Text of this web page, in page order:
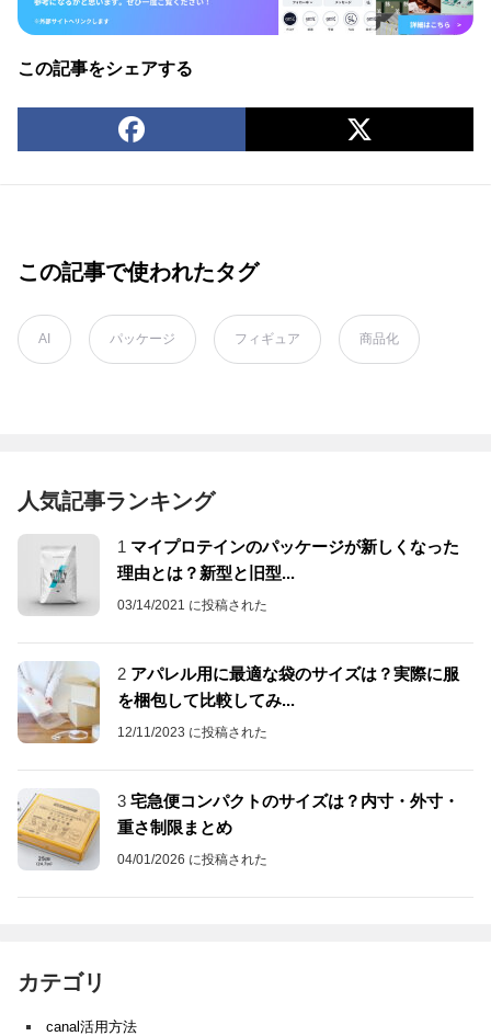
この記事をシェアする
この記事で使われたタグ
AI パッケージ フィギュア 商品化
人気記事ランキング
1 マイプロテインのパッケージが新しくなった
理由とは？新型と旧型...
03/14/2021 に投稿された
2 アパレル用に最適な袋のサイズは？実際に服
を梱包して比較してみ...
12/11/2023 に投稿された
3 宅急便コンパクトのサイズは？内寸・外寸・
重さ制限まとめ
04/01/2026 に投稿された
カテゴリ
canal活用方法